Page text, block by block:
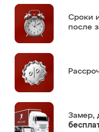
Сроки
после
Замер,